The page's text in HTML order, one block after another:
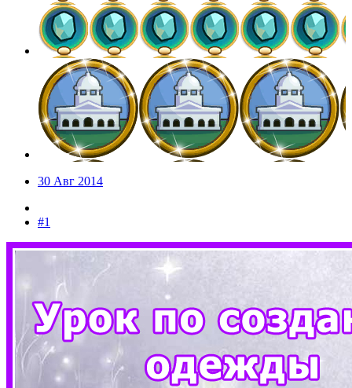
30 Авг 2014
#1